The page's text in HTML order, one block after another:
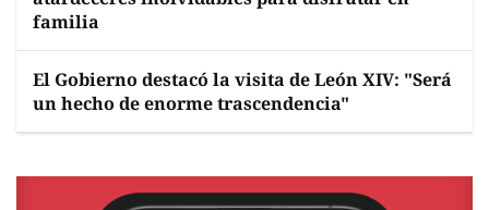
familia
El Gobierno destacó la visita de León XIV: "Será
un hecho de enorme trascendencia"